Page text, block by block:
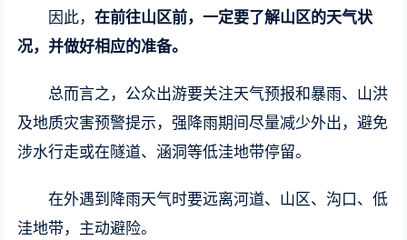
因此，在前往山区前，一定要了解山区的天气状
况，并做好相应的准备。
总而言之，公众出游要关注天气预报和暴雨、山洪
及地质灾害预警提示，强降雨期间尽量减少外出，避免
涉水行走或在隧道、涵洞等低洼地带停留。
在外遇到降雨天气时要远离河道、山区、沟口、低
洼地带，主动避险。